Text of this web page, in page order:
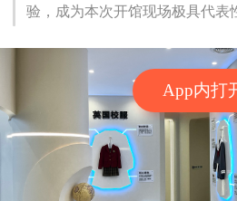
App内打
验，成为本次开馆现场极具代表